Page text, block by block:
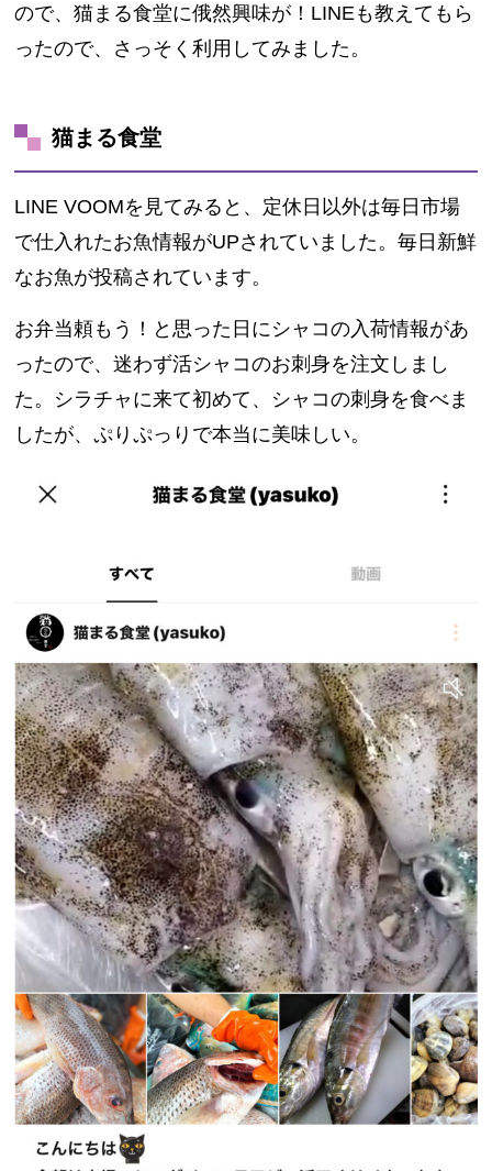
ので、猫まる食堂に俄然興味が！LINEも教えてもら
ったので、さっそく利用してみました。
猫まる食堂
LINE VOOMを見てみると、定休日以外は毎日市場
で仕入れたお魚情報がUPされていました。毎日新鮮
なお魚が投稿されています。
お弁当頼もう！と思った日にシャコの入荷情報があ
ったので、迷わず活シャコのお刺身を注文しまし
た。シラチャに来て初めて、シャコの刺身を食べま
したが、ぷりぷっりで本当に美味しい。